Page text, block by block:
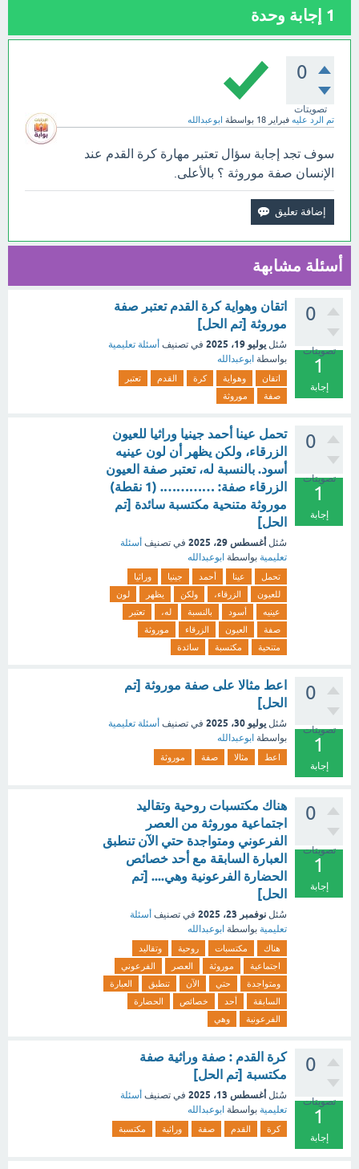
1 إجابة وحدة
0
تصويتات
تم الرد عليه فبراير 18 بواسطة ابوعبدالله
سوف تجد إجابة سؤال تعتبر مهارة كرة القدم عند
الإنسان صفة موروثة ؟ بالأعلى.
أسئلة مشابهة
0
تصويتات
1
إجابة
اتقان وهواية كرة القدم تعتبر صفة
موروثة [تم الحل]
سُئل يوليو 19، 2025 في تصنيف أسئلة تعليمية
بواسطة ابوعبدالله
اتقان وهواية كرة القدم
تعتبر
صفة
موروثة
0
تصويتات
1
إجابة
تحمل عينا أحمد جينيا وراثيا للعيون
الزرقاء، ولكن يظهر أن لون عينيه
أسود. بالنسبة له، تعتبر صفة العيون
الزرقاء صفة: …………. (1 نقطة)
موروثة متنحية مكتسبة سائدة [تم
الحل]
سُئل أغسطس 29، 2025 في تصنيف أسئلة
تعليمية بواسطة ابوعبدالله
تحمل عينا أحمد جينيا
وراثيا
للعيون
الزرقاء، ولكن يظهر
لون
عينيه
أسود بالنسبة له،
تعتبر
صفة
العيون الزرقاء
موروثة
متنحية
مكتسبة سائدة
0
تصويتات
1
إجابة
اعط مثالا على صفة موروثة [تم
الحل]
سُئل يوليو 30، 2025 في تصنيف أسئلة تعليمية
بواسطة ابوعبدالله
اعط مثالا صفة موروثة
0
تصويتات
1
إجابة
هناك مكتسبات روحية وتقاليد
اجتماعية موروثة من العصر
الفرعوني ومتواجدة حتي الآن تنطبق
العبارة السابقة مع أحد خصائص
الحضارة الفرعونية وهي.... [تم
الحل]
سُئل نوفمبر 23، 2025 في تصنيف أسئلة
تعليمية بواسطة ابوعبدالله
هناك مكتسبات روحية
وتقاليد
اجتماعية
موروثة العصر
الفرعوني
ومتواجدة
حتي الآن تنطبق
العبارة
السابقة
أحد خصائص
الحضارة
الفرعونية
وهي
0
تصويتات
1
إجابة
كرة القدم : صفة وراثية صفة
مكتسبة [تم الحل]
سُئل أغسطس 13، 2025 في تصنيف أسئلة
تعليمية بواسطة ابوعبدالله
كرة القدم صفة وراثية مكتسبة